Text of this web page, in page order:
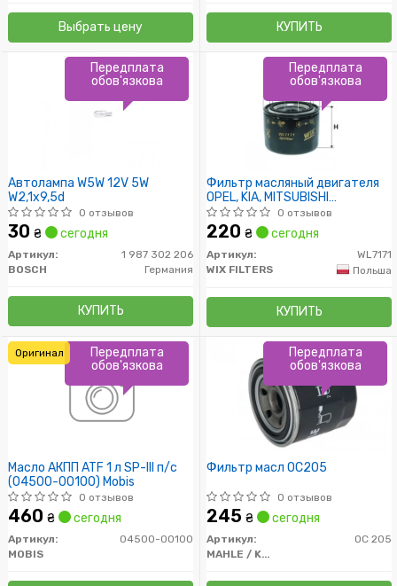
Выбрать цену КУПИТЬ
Автолампа W5W 12V 5W
W2,1x9,5d
0 отзывов
30 ₴ сегодня
Артикул:
1 987 302 206
BOSCH
Германия
КУПИТЬ
Передплата
обов'язкова
Фильтр масляный двигателя
OPEL, KIA, MITSUBISHI
WL7171/OP617 (пр-во WIX-
Filtron)
0 отзывов
220 ₴ сегодня
Артикул:
WL7171
WIX FILTERS
Польша
КУПИТЬ
Передплата
обов'язкова
Масло АКПП ATF 1 л SP-III п/с
(04500-00100) Mobis
0 отзывов
460 ₴ сегодня
Артикул:
04500-00100
MOBIS
Передплата
обов'язкова
Оригинал
Фильтр масл OC205
0 отзывов
245 ₴ сегодня
Артикул:
OC 205
MAHLE / KNECHT
Передплата
обов'язкова